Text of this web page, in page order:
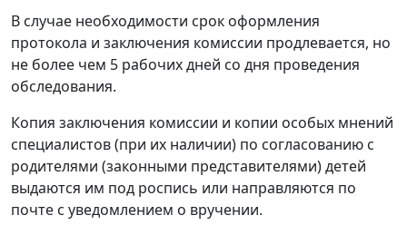
В случае необходимости срок оформления
протокола и заключения комиссии продлевается, но
не более чем 5 рабочих дней со дня проведения
обследования.
Копия заключения комиссии и копии особых мнений
специалистов (при их наличии) по согласованию с
родителями (законными представителями) детей
выдаются им под роспись или направляются по
почте с уведомлением о вручении.